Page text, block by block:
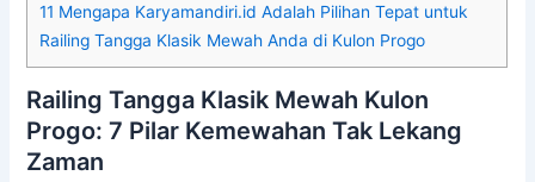
11 Mengapa Karyamandiri.id Adalah Pilihan Tepat untuk
Railing Tangga Klasik Mewah Anda di Kulon Progo
Railing Tangga Klasik Mewah Kulon
Progo: 7 Pilar Kemewahan Tak Lekang
Zaman